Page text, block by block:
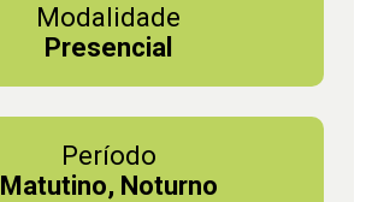
Modalidade
Presencial
Período
Matutino, Noturno